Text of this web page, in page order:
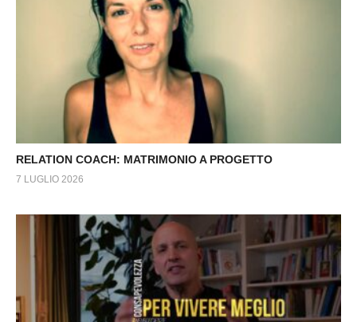
RELATION COACH: MATRIMONIO A PROGETTO
7 LUGLIO 2026